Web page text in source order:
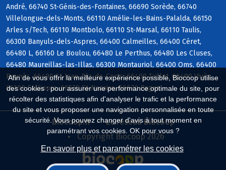
Afin de vous offrir la meilleure expérience possible, Biocoop utilise
des cookies : pour assurer une performance optimale du site, pour
récolter des statistiques afin d'analyser le trafic et la performance
du site et vous proposer une navigation personnalisée en toute
sécurité. Vous pouvez changer d'avis à tout moment en
paramétrant vos cookies. OK pour vous ?
En savoir plus et paramétrer les cookies
André, 66740 St-Génis-des-Fontaines, 66690 Sorède, 66740
Villelongue-dels-Monts, 66110 Amélie-les-Bains-Palalda, 66150
Arles s/Tech, 66110 Montbolo, 66110 St-Marsal, 66110 Taulis,
66300 Banyuls-dels-Aspres, 66400 Calmeilles, 66400 Céret,
66480 L, 66160 Le Boulou, 66480 Le Perthus, 66480 Les Cluses,
66480 Maureillas-las-Illas, 66300 Montauriol, 66400 Oms, 66400
Reynès, 66490 St-Jean-Pla-de-Corts, 66400 Taillet, 66490 Vivès,
66190 Collioure, 66570 St-Nazaire, 66670 Bages
Biocoop.fr
Le réseau Biocoop
Copyright Biocoop 2026